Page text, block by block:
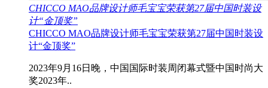
CHICCO MAO品牌设计师毛宝宝荣获第27届中国时装设
计“金顶奖”
CHICCO MAO品牌设计师毛宝宝荣获第27届中国时装设
计“金顶奖”
2023年9月16日晚，中国国际时装周闭幕式暨中国时尚大
奖2023年..